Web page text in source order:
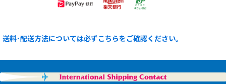
送料･配送方法については必ずこちらをご確認ください。